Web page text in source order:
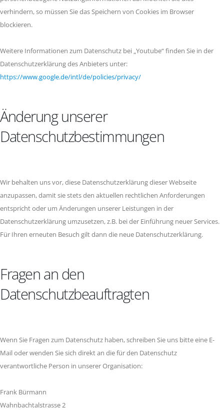
verhindern, so müssen Sie das Speichern von Cookies im Browser
blockieren.
Weitere Informationen zum Datenschutz bei „Youtube“ finden Sie in der
Datenschutzerklärung des Anbieters unter:
https://www.google.de/intl/de/policies/privacy/
Änderung unserer
Datenschutzbestimmungen
Wir behalten uns vor, diese Datenschutzerklärung dieser Webseite
anzupassen, damit sie stets den aktuellen rechtlichen Anforderungen
entspricht oder um Änderungen unserer Leistungen in der
Datenschutzerklärung umzusetzen, z.B. bei der Einführung neuer Services.
Für Ihren erneuten Besuch gilt dann die neue Datenschutzerklärung.
Fragen an den
Datenschutzbeauftragten
Wenn Sie Fragen zum Datenschutz haben, schreiben Sie uns bitte eine E-
Mail oder wenden Sie sich direkt an die für den Datenschutz
verantwortliche Person in unserer Organisation:
Frank Bürmann
Wahnbachtalstrasse 2